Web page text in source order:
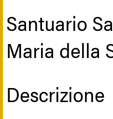
Santuario
Maria della
Descrizione